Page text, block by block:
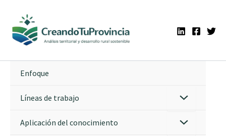
contenido
Enfoque
Líneas de trabajo
Aplicación del conocimiento